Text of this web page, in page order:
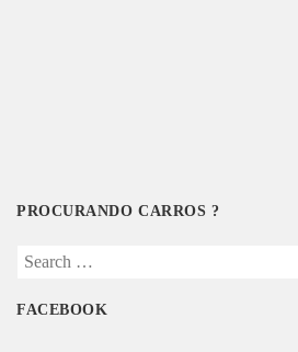
PROCURANDO CARROS ?
Search
FACEBOOK